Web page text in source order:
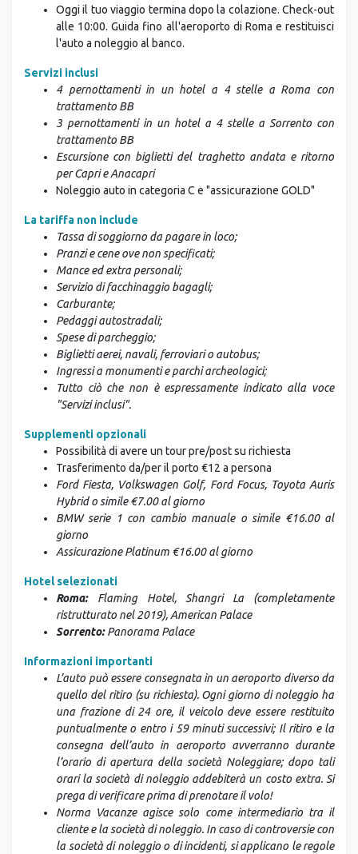
Oggi il tuo viaggio termina dopo la colazione. Check-out
alle 10:00. Guida fino all'aeroporto di Roma e restituisci
l'auto a noleggio al banco.
Servizi inclusi
4 pernottamenti in un hotel a 4 stelle a Roma con
trattamento BB
3 pernottamenti in un hotel a 4 stelle a Sorrento con
trattamento BB
Escursione con biglietti del traghetto andata e ritorno
per Capri e Anacapri
Noleggio auto in categoria C e "assicurazione GOLD"
La tariffa non include
Tassa di soggiorno da pagare in loco;
Pranzi e cene ove non specificati;
Mance ed extra personali;
Servizio di facchinaggio bagagli;
Carburante;
Pedaggi autostradali;
Spese di parcheggio;
Biglietti aerei, navali, ferroviari o autobus;
Ingressi a monumenti e parchi archeologici;
Tutto ciò che non è espressamente indicato alla voce
"Servizi inclusi".
Supplementi opzionali
Possibilità di avere un tour pre/post su richiesta
Trasferimento da/per il porto €12 a persona
Ford Fiesta, Volkswagen Golf, Ford Focus, Toyota Auris
Hybrid o simile €7.00 al giorno
BMW serie 1 con cambio manuale o simile €16.00 al
giorno
Assicurazione Platinum €16.00 al giorno
Hotel selezionati
Roma:Flaming Hotel, Shangri La (completamente
ristrutturato nel 2019), American Palace
Sorrento:Panorama Palace
Informazioni importanti
L’auto può essere consegnata in un aeroporto diverso da
quello del ritiro (su richiesta). Ogni giorno di noleggio ha
una frazione di 24 ore, il veicolo deve essere restituito
puntualmente o entro i 59 minuti successivi; Il ritiro e la
consegna dell’auto in aeroporto avverranno durante
l’orario di apertura della società Noleggiare; dopo tali
orari la società di noleggio addebiterà un costo extra. Si
prega di verificare prima di prenotare il volo!
Norma Vacanze agisce solo come intermediario tra il
cliente e la società di noleggio. In caso di controversie con
la società di noleggio o di incidenti, si applicano le regole